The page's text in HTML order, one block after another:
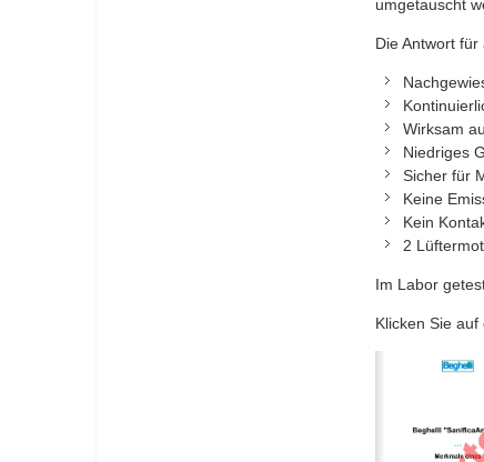
umgetauscht
Die Antwort
Wirksam
Niedriges
Sicher für
Keine
Kein
2
Im Labor
Klicken Sie